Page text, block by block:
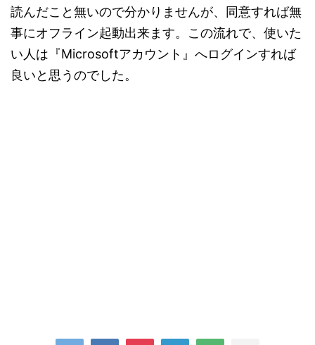
読んだこと無いので分かりませんが、同意すれば無
事にオフライン起動出来ます。この流れで、使いた
い人は『Microsoftアカウント』へログインすれば
良いと思うのでした。